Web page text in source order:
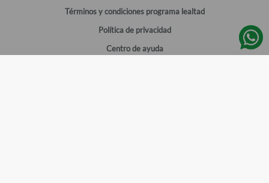
Términos y condiciones programa lealtad
Política de privacidad
Centro de ayuda